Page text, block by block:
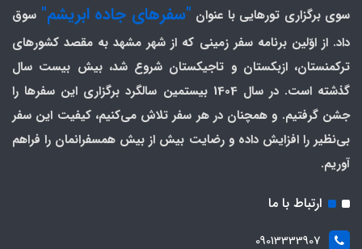
سوی برگزاری تورهایی با عنوان "سفرهای جاده ابریشم" سوق
داد. از اوّلین برنامه سفر زمینی که از شهر مشهد به مقصد کشورهای
ترکمنستان، ازبکستان و تاجیکستان شروع شد، بیش بیست سال
گذشته است. در سال 1404 بیستمین سالگرد برگزاری این سفرها را
جشن گرفتیم. و همچنان در هر سفر تلاش می‌کنیم، کیفیت این سفر
بی‌نظیر را افزایش داده و رضایت بیش از بیش همسفرانمان را فراهم
آوریم.
ارتباط با ما
09013333907